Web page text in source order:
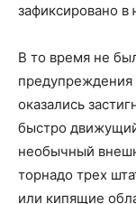
зафиксировано
В то время не
предупреждения
оказались
быстро
необычный
торнадо трех
или кипящие